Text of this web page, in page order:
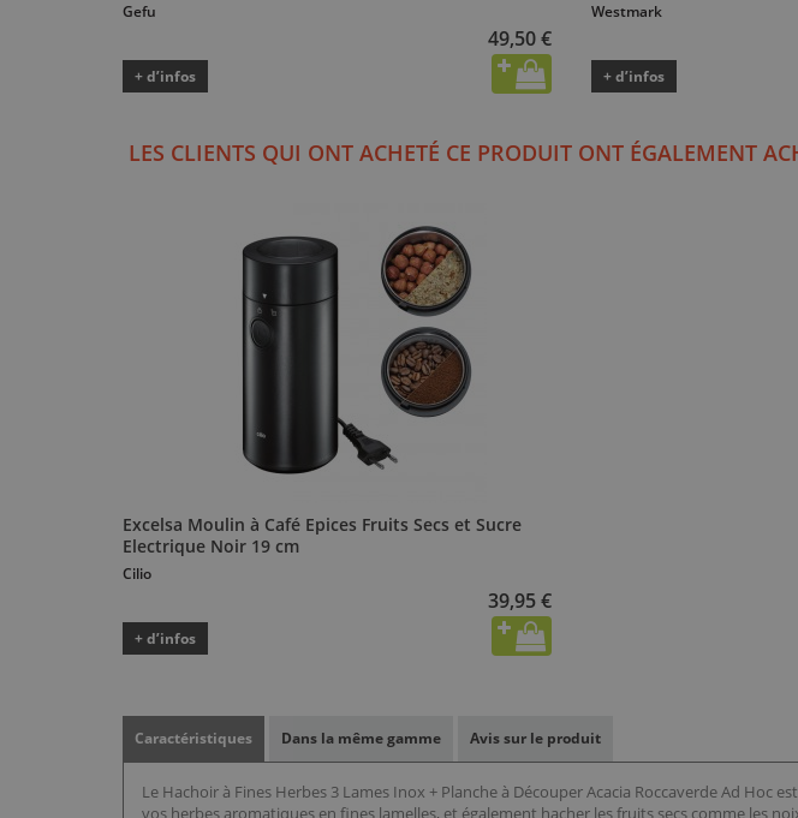
Gefu
49,50 €
+ d’infos
Westmark
+ d’infos
LES CLIENTS QUI ONT ACHETÉ CE PRODUIT ONT ÉGALEMENT
Excelsa Moulin à Café Epices Fruits Secs et Sucre
Electrique Noir 19 cm
Cilio
39,95 €
+ d’infos
Caractéristiques Dans la même gamme Avis sur le produit
Le Hachoir à Fines Herbes 3 Lames Inox + Planche à Découper Acacia Roccaverde Ad
vos herbes aromatiques en fines lamelles, et également hacher les fruits secs comme les